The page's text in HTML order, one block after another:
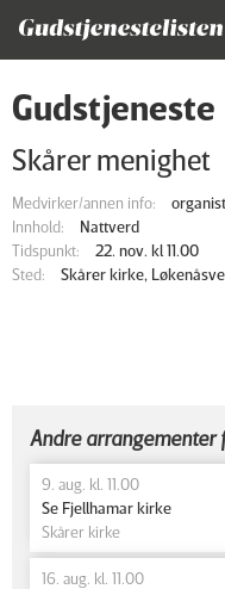
Gudstjeneste
Skårer menighet
Medvirker/annen info:
Innhold:
Nattverd
Tidspunkt:
22. nov. kl 11.00
Sted:
Skårer kirke,
Andre arrangementer
9. aug. kl. 11.00
Se Fjellhamar kirke
Skårer kirke
16. aug. kl. 11.00